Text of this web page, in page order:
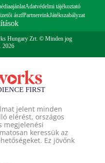
Adatvédelmi tájékoztató
ászfPartnereinkJátékszabályzat
Hungary Zrt. © Minden jog
2026
jelent minden
elérést, országos
megjelenési
keressük az
Ez jövőnk